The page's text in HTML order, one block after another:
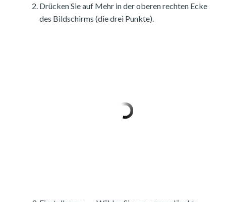
Drücken Sie auf Mehr in der oberen rechten Ecke
des Bildschirms (die drei Punkte).